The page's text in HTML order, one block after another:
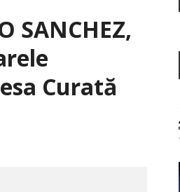
SANCHEZ,
Curată